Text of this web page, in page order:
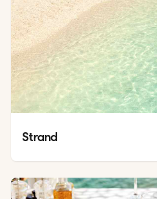
Strand